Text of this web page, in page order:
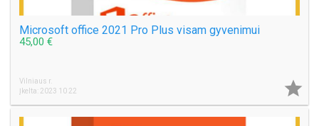
Microsoft office 2021 Pro Plus visam gyvenimui
45,00 €
Vilniaus r.
Įkelta: 2023 10 22
